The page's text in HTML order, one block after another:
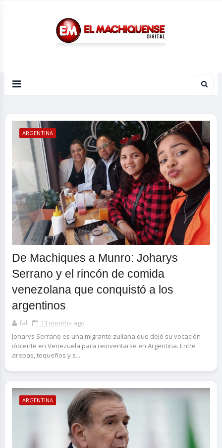
ARGENTINA
De Machiques a Munro: Joharys
Serrano y el rincón de comida
venezolana que conquistó a los
argentinos
fal
11 months ago
Joharys Serrano es una migrante zuliana que dejó su vocación
docente en Venezuela para reinventarse en Argentina. Entre
arepas, tequeños y s...
ARGENTINA